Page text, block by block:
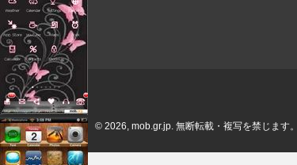
© 2026, mob.gr.jp. 無断転載・複写を禁じます。